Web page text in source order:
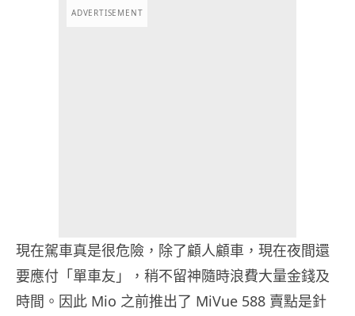
ADVERTISEMENT
現在駕車真是很危險，除了顧人顧車，現在夜間還
要應付「單車友」，稍不留神隨時浪費大量金錢及
時間。因此 Mio 之前推出了 MiVue 588 賣點是針